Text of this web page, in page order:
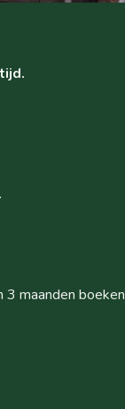
maanden boeken